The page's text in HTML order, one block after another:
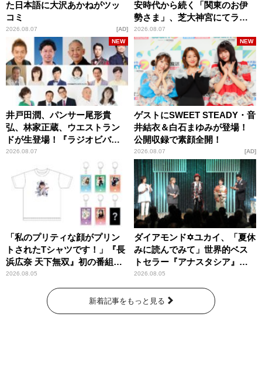
た日本語に大沢あかねがツッ
コミ
2026.08.07 AD
安時代から続く「関東のお伊
勢さま」、芝大神宮にてラン
パンプスが合格祈願！
2026.08.07
井戸田潤、パンサー尾形貴
弘、林家正蔵、ウエストラン
ドが生登場！『ラジオビバリ
ー昼ズ』
2026.08.07
NEW
ゲストにSWEET STEADY・音
井結衣＆白石まゆみが登場！
公開収録で素顔全開！
2026.08.07
NEW
AD
「私のプリティな顔がプリン
トされたTシャツです！」『長
浜広奈 天下無双』初の番組グ
ッズ発売
2026.08.05
ダイアモンド✡ユカイ、「夏休
みに読んでみて」世界的ベス
トセラー『アナスタシア』を
紹介
2026.08.05
新着記事をもっと見る